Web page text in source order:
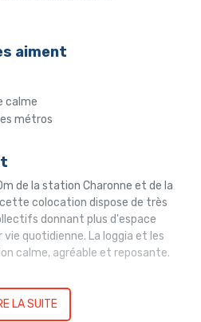
aiment
calme
métros
LA SUITE
de la station Charonne et de la
colocation dispose de très
donnant plus d'espace
quotidienne. La loggia et les
calme, agréable et reposante.